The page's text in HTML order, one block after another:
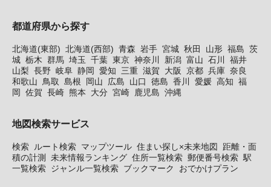
都道府県から探す
北海道(東部) 北海道(西部) 青森 岩手 宮城 秋田 山形 福島 茨
城 栃木 群馬 埼玉 千葉 東京 神奈川 新潟 富山 石川
福井
山梨 長野 岐阜 静岡 愛知 三重 滋賀 大阪 京都 兵庫 奈良
和歌山
鳥取 島根 岡山 広島 山口 徳島 香川 愛媛 高知 福
岡
佐賀 長崎 熊本 大分 宮崎 鹿児島 沖縄
地図検索サービス
検索 ルート検索 マップツール 住まい探し×未来地図
距離・面
積の計測 未来情報ランキング 住所一覧検索 郵便番号検索 駅
一覧検索 ジャンル一覧検索 ブックマーク おでかけプラン